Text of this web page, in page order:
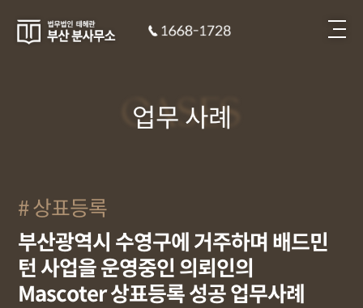
CASES
업무 사례
상표등록
부산광역시 수영구에 거주하며 배드민
턴 사업을 운영중인 의뢰인의
Mascoter 상표등록 성공 업무사례